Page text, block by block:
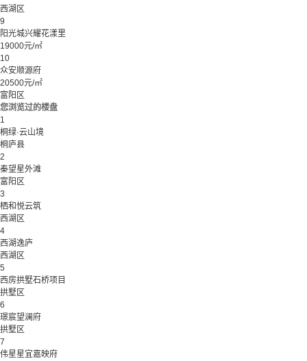
西湖区
9
阳光城兴耀花漾里
19000元/㎡
10
众安顺源府
20500元/㎡
富阳区
您浏览过的楼盘
1
桐绿·云山境
桐庐县
2
秦望星外滩
富阳区
3
栖和悦云筑
西湖区
4
西湖逸庐
西湖区
5
西房拱墅石桥项目
拱墅区
6
璟宸望澜府
拱墅区
7
伟星星宜嘉映府